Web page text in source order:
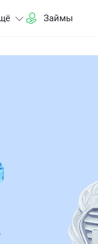
Займы